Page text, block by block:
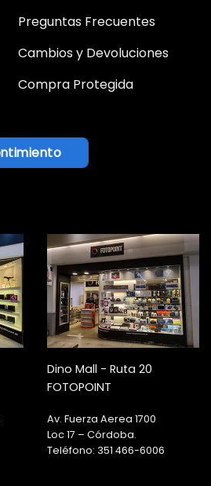
Preguntas Frecuentes
Cambios y Devoluciones
Compra Protegida
Dino Mall - Ruta 20
FOTOPOINT
Av. Fuerza Aerea 1700
Loc 17 – Córdoba.
Teléfono: 351 466-6006